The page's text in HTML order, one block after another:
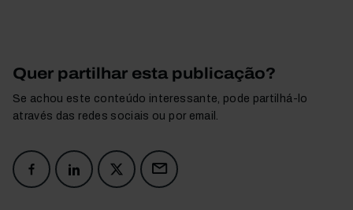
Quer partilhar esta publicação?
Se achou este conteúdo interessante, pode partilhá-lo
através das redes sociais ou por email.